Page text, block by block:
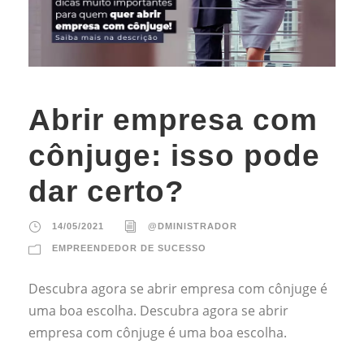
Abrir empresa com
cônjuge: isso pode
dar certo?
14/05/2021 @DMINISTRADOR
EMPREENDEDOR DE SUCESSO
Descubra agora se abrir empresa com cônjuge é
uma boa escolha. Descubra agora se abrir
empresa com cônjuge é uma boa escolha.